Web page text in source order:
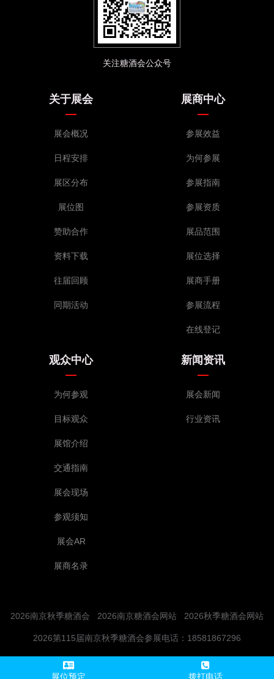
关注糖酒会公众号
关于展会
展会概况
日程安排
展区分布
展位图
赞助合作
资料下载
往届回顾
同期活动
展商中心
参展效益
为何参展
参展指南
参展资质
展品范围
展位选择
展商手册
参展流程
在线登记
观众中心
为何参观
目标观众
展馆介绍
交通指南
展会现场
参观须知
展会AR
展商名录
新闻资讯
展会新闻
行业资讯
2026南京秋季糖酒会 2026南京糖酒会网站 2026秋季糖酒会网站
2026第115届南京秋季糖酒会参展电话：18581867296
展位预定 拨打电话